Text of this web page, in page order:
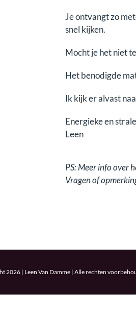
Je ontvangt zo
snel kijken.
Mocht je het niet
Het benodigde
Ik kijk er alvast
Energieke en
Leen
PS: Meer info over
Vragen of
2026 | Leen Van Damme | Alle rechten